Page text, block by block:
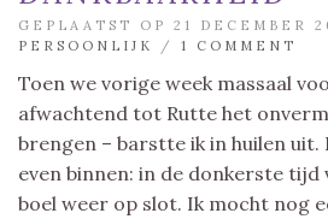
GEPLAATST OP 21 DECEMBER
PERSOONLIJK
/ 1 COMMENT
Toen we vorige week massaal
afwachtend tot Rutte het
brengen – barstte ik in huilen uit.
even binnen: in de donkerste tijd
boel weer op slot. Ik mocht nog